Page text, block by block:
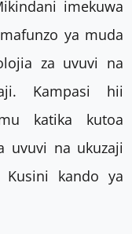
imekuwa
ya muda
za uvuvi na
Kampasi hii
katika kutoa
uvuvi na ukuzaji
kando ya